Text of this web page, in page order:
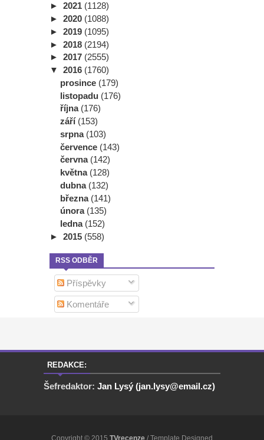
► 2021 (1128)
► 2020 (1088)
► 2019 (1095)
► 2018 (2194)
► 2017 (2555)
▼ 2016 (1760)
prosince (179)
listopadu (176)
října (176)
září (153)
srpna (103)
července (143)
června (142)
května (128)
dubna (132)
března (141)
února (135)
ledna (152)
► 2015 (558)
RSS ODBĚR
Příspěvky
Komentáře
REDAKCE:
Šefredaktor: Jan Lysý (jan.lysy@email.cz)
Copyright © 2015 TVrecenze / Template Designed